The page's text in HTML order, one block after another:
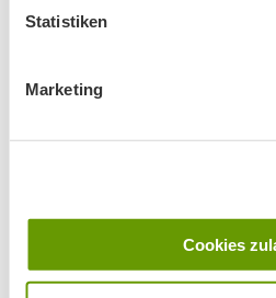
Statistiken
Marketing
Cookies
Café Pauli / Das